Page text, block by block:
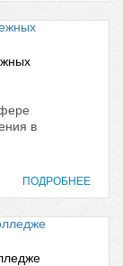
в
ПОДРОБНЕЕ